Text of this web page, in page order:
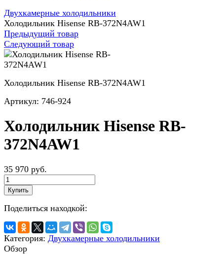
Двухкамерные холодильники
Холодильник Hisense RB-372N4AW1
Предыдущий товар
Следующий товар
Холодильник Hisense RB-372N4AW1
Артикул: 746-924
Холодильник Hisense RB-
372N4AW1
35 970 руб.
Купить
Поделиться находкой:
Категория: Двухкамерные холодильники
Обзор